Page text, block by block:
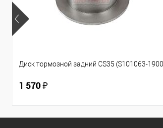
Диск тормозной задний CS35 (S101063-
1 570 ₽